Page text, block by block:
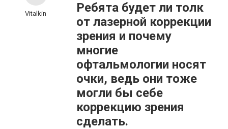
Vitalkin
Ребята будет ли толк
от лазерной коррекции
зрения и почему
многие
офтальмологии носят
очки, ведь они тоже
могли бы себе
коррекцию зрения
сделать.